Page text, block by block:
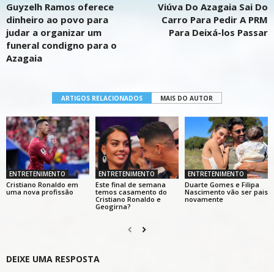
Guyzelh Ramos oferece
dinheiro ao povo para
judar a organizar um
funeral condigno para o
Azagaia
Viúva Do Azagaia Sai Do
Carro Para Pedir A PRM
Para Deixá-los Passar
ARTIGOS RELACIONADOS MAIS DO AUTOR
ENTRETENIMENTO
Cristiano Ronaldo em
uma nova profissão
ENTRETENIMENTO
Este final de semana
temos casamento do
Cristiano Ronaldo e
Geogirna?
ENTRETENIMENTO
Duarte Gomes e Filipa
Nascimento vão ser pais
novamente
DEIXE UMA RESPOSTA